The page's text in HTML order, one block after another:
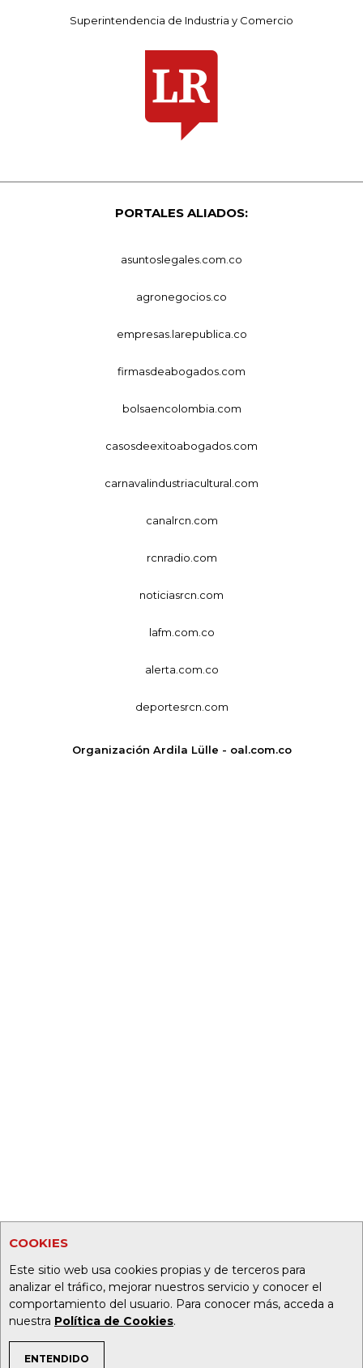
COOKIES
Este sitio web usa cookies propias y de terceros para
analizar el tráfico, mejorar nuestros servicio y conocer el
comportamiento del usuario. Para conocer más, acceda a
nuestra Política de Cookies.
ENTENDIDO
Superintendencia de Industria y Comercio
PORTALES ALIADOS:
asuntoslegales.com.co
agronegocios.co
empresas.larepublica.co
firmasdeabogados.com
bolsaencolombia.com
casosdeexitoabogados.com
carnavalindustriacultural.com
canalrcn.com
rcnradio.com
noticiasrcn.com
lafm.com.co
alerta.com.co
deportesrcn.com
Organización Ardila Lülle - oal.com.co